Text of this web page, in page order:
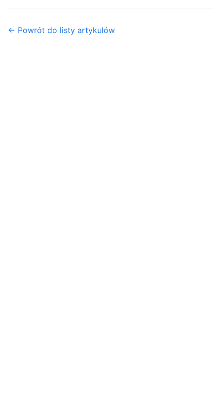
← Powrót do listy artykułów